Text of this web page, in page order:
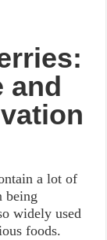
and
a lot of
being
widely used
foods.